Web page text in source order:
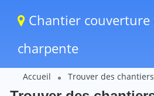
Chantier
charpente
Accueil Trouver des